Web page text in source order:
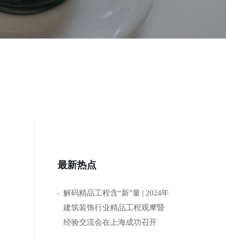
最新热点
解码精品工程含“新”量 | 2024年
建筑装饰行业精品工程观摩暨
经验交流会在上海成功召开